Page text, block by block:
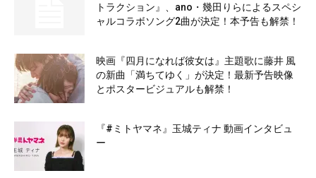
トラクション』、ano・幾田りらによるスペシ
ャルコラボソング2曲が決定！本予告も解禁！
映画『四月になれば彼女は』主題歌に藤井 風
の新曲「満ちてゆく」が決定！最新予告映像
とポスタービジュアルも解禁！
『#ミトヤマネ』玉城ティナ 動画インタビュ
ー